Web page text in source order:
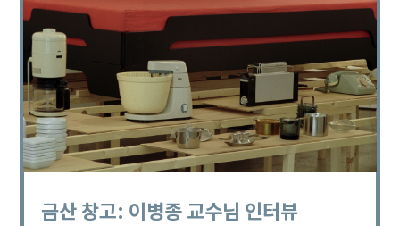
금산 창고: 이병종 교수님 인터뷰